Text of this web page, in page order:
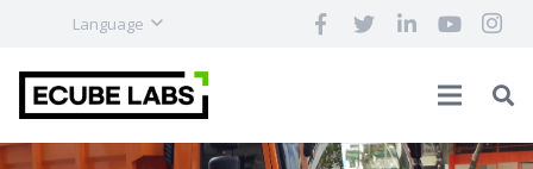
Language